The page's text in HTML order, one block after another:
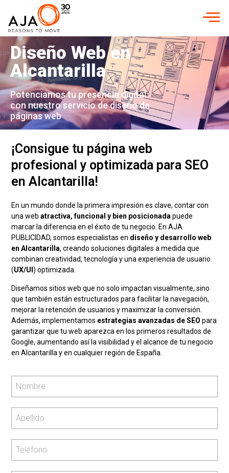
Diseño Web en
Alcantarilla
Potenciamos tu presencia digital
con nuestro servicio de diseño de
páginas web
¡Consigue tu página web
profesional y optimizada para SEO
en Alcantarilla!
En un mundo donde la primera impresión es clave, contar con
una webatractiva, funcional y bien posicionadapuede
marcar la diferencia en el éxito de tu negocio. En AJA
PUBLICIDAD, somos especialistas en diseño y desarrollo web
en Alcantarilla, creando soluciones digitales a medida que
combinan creatividad, tecnología y una experiencia de usuario
(UX/UI) optimizada.
Diseñamos sitios web que no solo impactan visualmente, sino
que también están estructurados para facilitar la navegación,
mejorar la retención de usuarios y maximizar la conversión.
Además, implementamos estrategias avanzadas de SEO para
garantizar que tu web aparezca en los primeros resultados de
Google, aumentando así la visibilidad y el alcance de tu negocio
en Alcantarilla y en cualquier región de España.